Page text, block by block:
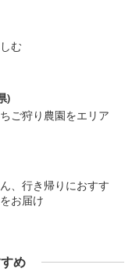
む
)
ご狩り農園をエリア
、行き帰りにおすす
お届け
め